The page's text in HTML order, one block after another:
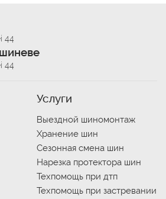
44
44
Услуги
Выездной шиномонтаж
Хранение шин
Сезонная смена шин
Нарезка протектора шин
Техпомощь при дтп
Техпомощь при застревании